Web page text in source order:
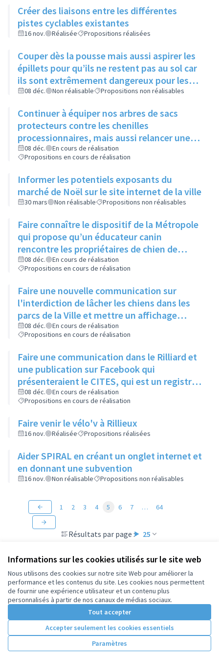
Informations sur les cookies utilisés sur le site web
Nous utilisons des cookies sur notre site Web pour améliorer la
performance et les contenus du site. Les cookies nous permettent
de fournir une expérience utilisateur et un contenu plus
personnalisés à partir de nos canaux de médias sociaux.
Tout accepter
Accepter seulement les cookies essentiels
Paramètres
Créer des liaisons entre les différentes
pistes cyclables existantes
16 nov. Réalisée Propositions réalisées
Couper dès la pousse mais aussi aspirer les
épillets pour qu’ils ne restent pas au sol car
ils sont extrêmement dangereux pour les
animaux
08 déc. Non réalisable Propositions non réalisables
Continuer à équiper nos arbres de sacs
protecteurs contre les chenilles
processionnaires, mais aussi relancer une
communication sur leur utilité, leur
importance et l’intérêt commun de ne pas y
toucher
08 déc.
En cours de réalisation
Propositions en cours de réalisation
Informer les potentiels exposants du
marché de Noël sur le site internet de la ville
30 mars Non réalisable Propositions non réalisables
Faire connaître le dispositif de la Métropole
qui propose qu’un éducateur canin
rencontre les propriétaires de chien de
moins d’un an pour leur expliquer les
principaux signaux, via un article dans le
Rilliard et/ou le Facebook de la ville
08 déc.
En cours de réalisation
Propositions en cours de réalisation
Faire une nouvelle communication sur
l'interdiction de lâcher les chiens dans les
parcs de la Ville et mettre un affichage
mentionnant l'arrêté municipal à l'entrée de
chaque parc
08 déc.
En cours de réalisation
Propositions en cours de réalisation
Faire une communication dans le Rilliard et
une publication sur Facebook qui
présenteraient le CITES, qui est un registre
des animaux dangereux ou protégés, et
donneraient le lien pour y accéder.
08 déc.
En cours de réalisation
Propositions en cours de réalisation
Faire venir le vélo'v à Rillieux
16 nov. Réalisée Propositions réalisées
Aider SPIRAL en créant un onglet internet et
en donnant une subvention
16 nov. Non réalisable Propositions non réalisables
Résultats par page : 25
1 2 3 4 5 6 7 … 64
Conditions d'utilisation
Paramètres des cookies
(Lien externe)Open Source Politics
(Lien externe)
grâce au
Decidim
.
Licence
(Lien